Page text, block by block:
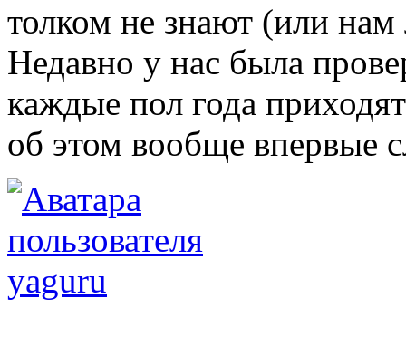
толком не знают (или
Недавно у нас была
каждые пол года
об этом вообще впервые
yaguru